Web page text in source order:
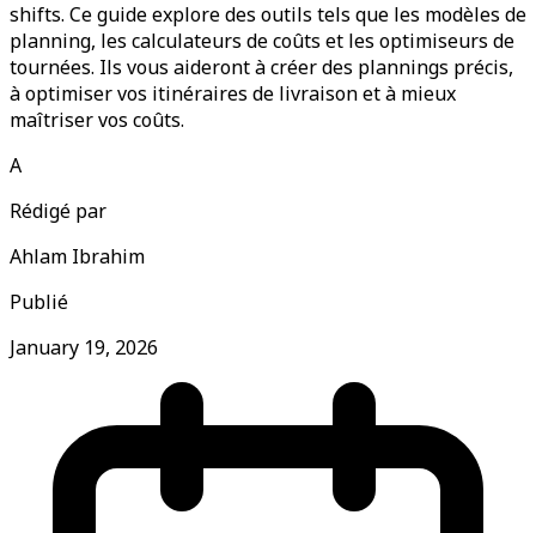
shifts. Ce guide explore des outils tels que les modèles de
planning, les calculateurs de coûts et les optimiseurs de
tournées. Ils vous aideront à créer des plannings précis,
à optimiser vos itinéraires de livraison et à mieux
maîtriser vos coûts.
A
Rédigé par
Ahlam Ibrahim
Publié
January 19, 2026